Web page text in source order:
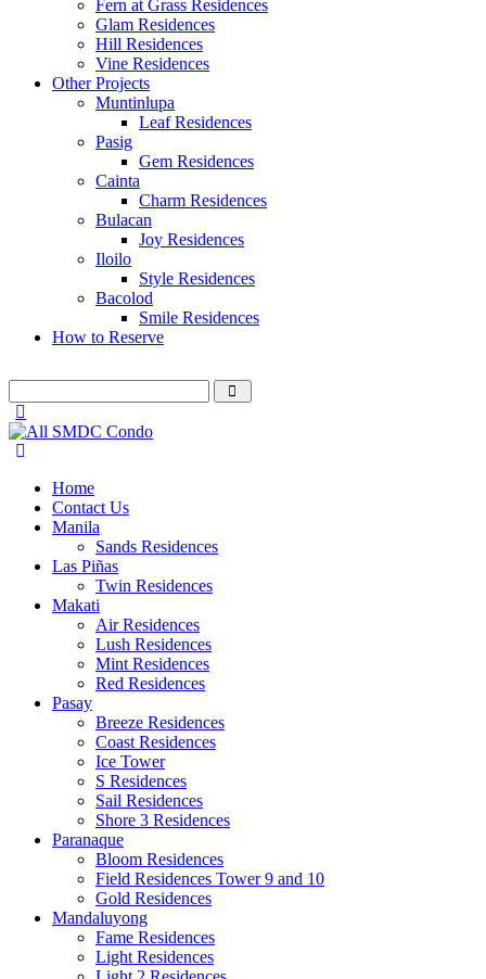
Fern at Grass Residences
Glam Residences
Hill Residences
Vine Residences
Other Projects
Muntinlupa
Leaf Residences
Pasig
Gem Residences
Cainta
Charm Residences
Bulacan
Joy Residences
Iloilo
Style Residences
Bacolod
Smile Residences
How to Reserve
Home
Contact Us
Manila
Sands Residences
Las Piñas
Twin Residences
Makati
Air Residences
Lush Residences
Mint Residences
Red Residences
Pasay
Breeze Residences
Coast Residences
Ice Tower
S Residences
Sail Residences
Shore 3 Residences
Paranaque
Bloom Residences
Field Residences Tower 9 and 10
Gold Residences
Mandaluyong
Fame Residences
Light Residences